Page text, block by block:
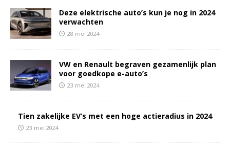
Deze elektrische auto’s kun je nog in 2024
verwachten
28 mei 2024
VW en Renault begraven gezamenlijk plan
voor goedkope e-auto’s
23 mei 2024
Tien zakelijke EV’s met een hoge actieradius in 2024
23 mei 2024